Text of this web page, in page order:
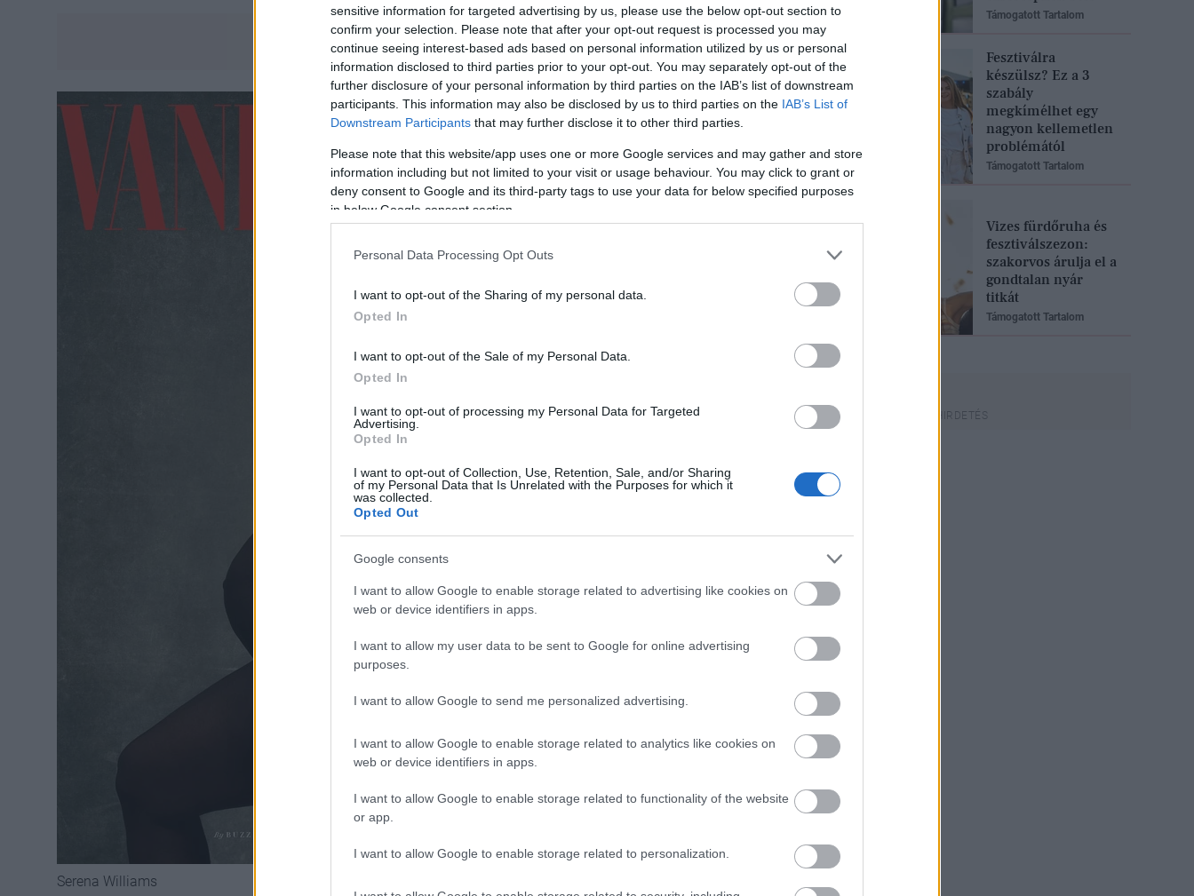
sensitive information for targeted advertising by us, please use the below opt-out section to
confirm your selection. Please note that after your opt-out request is processed you may
continue seeing interest-based ads based on personal information utilized by us or personal
information disclosed to third parties prior to your opt-out. You may separately opt-out of the
further disclosure of your personal information by third parties on the IAB’s list of downstream
participants. This information may also be disclosed by us to third parties on the IAB’s List of
Downstream Participants that may further disclose it to other third parties.
Please note that this website/app uses one or more Google services and may gather and store
information including but not limited to your visit or usage behaviour. You may click to grant or
deny consent to Google and its third-party tags to use your data for below specified purposes
in below Google consent section.
Personal Data Processing Opt Outs
I want to opt-out of the Sharing of my personal data.
Opted In
I want to opt-out of the Sale of my Personal Data.
Opted In
I want to opt-out of processing my Personal Data for Targeted
Advertising.
Opted In
I want to opt-out of Collection, Use, Retention, Sale, and/or Sharing
of my Personal Data that Is Unrelated with the Purposes for which it
was collected.
Opted Out
Google consents
I want to allow Google to enable storage related to advertising like cookies on
web or device identifiers in apps.
I want to allow my user data to be sent to Google for online advertising
purposes.
I want to allow Google to send me personalized advertising.
I want to allow Google to enable storage related to analytics like cookies on
web or device identifiers in apps.
I want to allow Google to enable storage related to functionality of the website
or app.
I want to allow Google to enable storage related to personalization.
Serena Williams
Támogatott Tartalom
Fesztiválra
készülsz? Ez a 3
szabály
megkímélhet egy
nagyon kellemetlen
problémától
Támogatott Tartalom
Vizes fürdőruha és
fesztiválszezon:
szakorvos árulja el a
gondtalan nyár
titkát
Támogatott Tartalom